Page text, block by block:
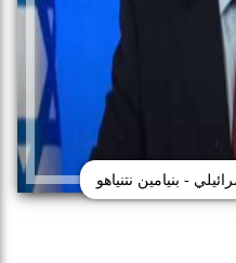
- بنيامين نتنياهو